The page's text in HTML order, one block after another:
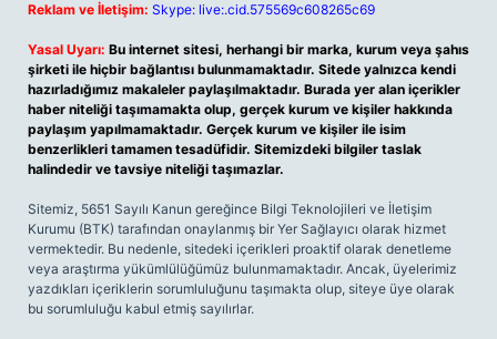
Reklam ve İletişim: Skype: live:.cid.575569c608265c69
Yasal Uyarı: Bu internet sitesi, herhangi bir marka, kurum veya şahıs
şirketi ile hiçbir bağlantısı bulunmamaktadır. Sitede yalnızca kendi
hazırladığımız makaleler paylaşılmaktadır. Burada yer alan içerikler
haber niteliği taşımamakta olup, gerçek kurum ve kişiler hakkında
paylaşım yapılmamaktadır. Gerçek kurum ve kişiler ile isim
benzerlikleri tamamen tesadüfidir. Sitemizdeki bilgiler taslak
halindedir ve tavsiye niteliği taşımazlar.
Sitemiz, 5651 Sayılı Kanun gereğince Bilgi Teknolojileri ve İletişim
Kurumu (BTK) tarafından onaylanmış bir Yer Sağlayıcı olarak hizmet
vermektedir. Bu nedenle, sitedeki içerikleri proaktif olarak denetleme
veya araştırma yükümlülüğümüz bulunmamaktadır. Ancak, üyelerimiz
yazdıkları içeriklerin sorumluluğunu taşımakta olup, siteye üye olarak
bu sorumluluğu kabul etmiş sayılırlar.